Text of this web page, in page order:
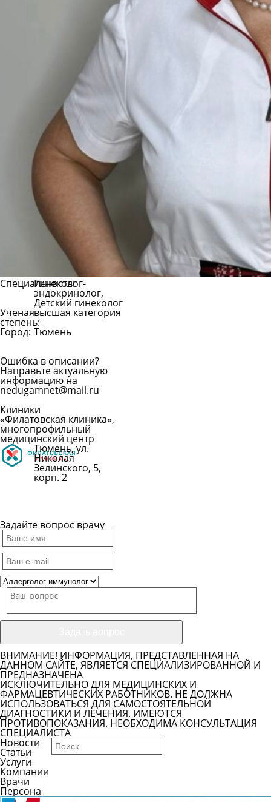
Специальность:
Гинеколог-
эндокринолог,
Детский гинеколог
Ученая
степень:
высшая категория
Город: Тюмень
Ошибка в описании?
Направьте актуальную
информацию на
nedugamnet@mail.ru
Клиники
«Филатовская клиника»,
многопрофильный
медицинский центр
Тюмень, ул.
Николая
Зелинского, 5,
корп. 2
Задайте вопрос врачу
ВНИМАНИЕ! ИНФОРМАЦИЯ, ПРЕДСТАВЛЕННАЯ НА
ДАННОМ САЙТЕ, ЯВЛЯЕТСЯ СПЕЦИАЛИЗИРОВАННОЙ И
ПРЕДНАЗНАЧЕНА
ИСКЛЮЧИТЕЛЬНО ДЛЯ МЕДИЦИНСКИХ И
ФАРМАЦЕВТИЧЕСКИХ РАБОТНИКОВ. НЕ ДОЛЖНА
ИСПОЛЬЗОВАТЬСЯ ДЛЯ САМОСТОЯТЕЛЬНОЙ
ДИАГНОСТИКИ И ЛЕЧЕНИЯ. ИМЕЮТСЯ
ПРОТИВОПОКАЗАНИЯ. НЕОБХОДИМА КОНСУЛЬТАЦИЯ
СПЕЦИАЛИСТА
Новости
Статьи
Услуги
Компании
Врачи
Персона